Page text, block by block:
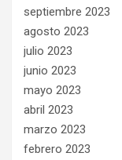
septiembre 2023
agosto 2023
julio 2023
junio 2023
mayo 2023
abril 2023
marzo 2023
febrero 2023